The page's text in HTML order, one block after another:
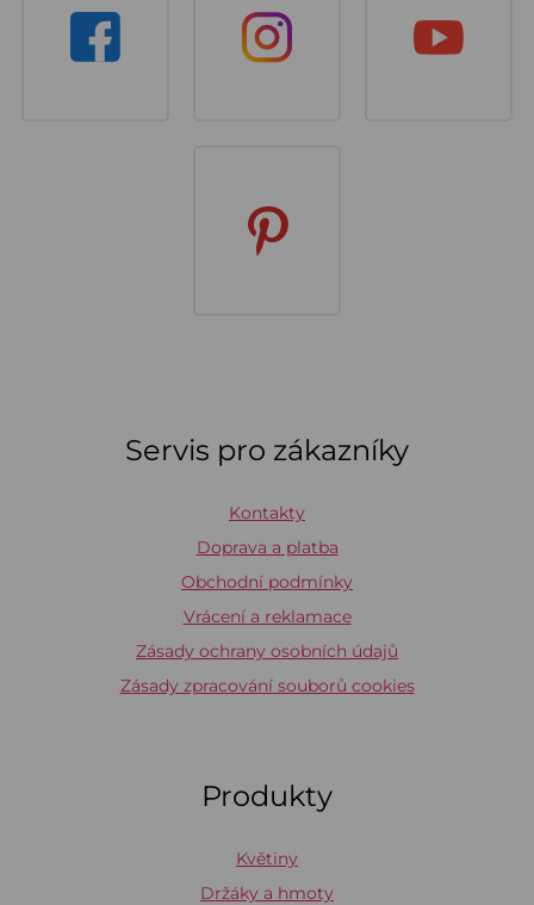
Servis pro zákazníky
Kontakty
Doprava a platba
Obchodní podmínky
Vrácení a reklamace
Zásady ochrany osobních údajů
Zásady zpracování souborů cookies
Produkty
Květiny
Držáky a hmoty